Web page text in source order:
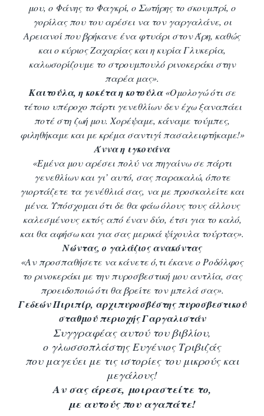
μου, ο Φάνης το Φαγκρί, ο Σωτήρης το σκουμπρί, ο
γορίλας που του αρέσει να τον γαργαλάνε, οι
Αρειανοί που βρήκανε ένα φτυάρι στον Άρη, καθώς
και ο κύριος Ζαχαρίας και η κυρία Γλυκερία,
καλωσορίζουμε το στρουμπουλό ρινοκεράκι στην
παρέα μας».
Καιτούλα, η κοκέτα η κοτούλα«Ομολογώ ότι σε
τέτοιο υπέροχο πάρτι γενεθλίων δεν έχω ξαναπάει
ποτέ στη ζωή μου. Χορέψαμε, κάναμε τούμπες,
φιληθήκαμε και με κρέμα σαντιγί πασαλειφτήκαμε!»
Άννα η ιγκουάνα
«Eμένα μου αρέσει πολύ να πηγαίνω σε πάρτι
γενεθλίων και γι’ αυτό, σας παρακαλώ, όποτε
γιορτάζετε τα γενέθλιά σας, να με προσκαλείτε και
μένα. Υπόσχομαι ότι δε θα φάω όλους τους άλλους
καλεσμένους εκτός από έναν δύο, έτσι για το καλό,
και θα αφήσω και για σας μερικά ψίχουλα τούρτας».
Νώντας, ο γαλάζιος ανακόντας
«Αν προσπαθήσετε να κάνετε ό,τι έκανε ο Ροδόλφος
το ρινοκεράκι με την πυροσβεστική μου αντλία, σας
προειδοποιώ ότι θα βρείτε τον μπελά σας».
Γεδεών Πιριπίρ, αρχιπυροσβέστης πυροσβεστικού
σταθμού περιοχής Γαργαλιστάν
Συγγραφέας αυτού του βιβλίου,
ο γλωσσοπλάστης Ευγένιος Τριβιζάς
που μαγεύει με τις ιστορίες του μικρούς και
μεγάλους!
Αν σας άρεσε, μοιραστείτε το,
με αυτούς που αγαπάτε!